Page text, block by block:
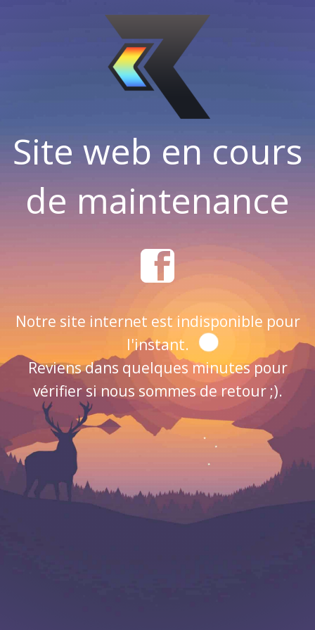
Site web en cours
de maintenance
Notre site internet est indisponible pour
l'instant.
Reviens dans quelques minutes pour
vérifier si nous sommes de retour ;).